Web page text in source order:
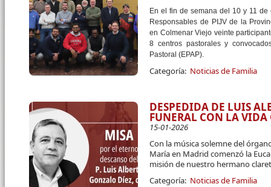
En el fin de semana del 10 y 11
Responsables de PIJV de la
en Colmenar Viejo veinte
8 centros pastorales y
Pastoral (EPAP).
Categoría: Noticias de Familia
DESPEDIDA DE LUIS
FUNERAL CON LA VIDA
15-01-2026
Con la música solemne del
María en Madrid comenzó la
misión de nuestro hermano
Categoría: Noticias de Familia